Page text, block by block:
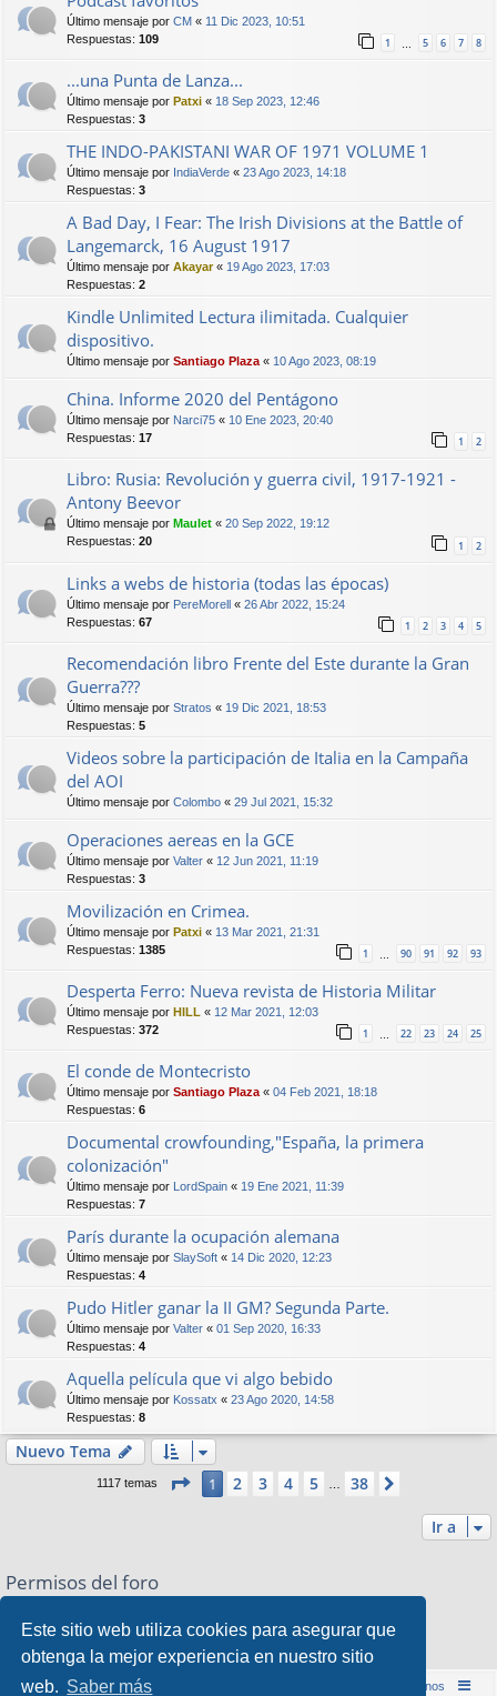
Este sitio web utiliza cookies para asegurar que
obtenga la mejor experiencia en nuestro sitio
web. Saber más
Último mensaje por CM « 11 Dic 2023, 10:51
Respuestas: 109 1 … 5 6 7 8
...una Punta de Lanza...
Último mensaje por Patxi « 18 Sep 2023, 12:46
Respuestas: 3
THE INDO-PAKISTANI WAR OF 1971 VOLUME 1
Último mensaje por IndiaVerde « 23 Ago 2023, 14:18
Respuestas: 3
A Bad Day, I Fear: The Irish Divisions at the Battle of
Langemarck, 16 August 1917
Último mensaje por Akayar« 19 Ago 2023, 17:03
Respuestas: 2
Kindle Unlimited Lectura ilimitada. Cualquier
dispositivo.
Último mensaje por Santiago Plaza « 10 Ago 2023, 08:19
China. Informe 2020 del Pentágono
Último mensaje por Narci75 « 10 Ene 2023, 20:40
Respuestas: 17 1 2
Libro: Rusia: Revolución y guerra civil, 1917-1921 -
Antony Beevor
Último mensaje por Maulet « 20 Sep 2022, 19:12
Respuestas: 20 1 2
Links a webs de historia (todas las épocas)
Último mensaje por PereMorell « 26 Abr 2022, 15:24
Respuestas: 67 1 2 3 4 5
Recomendación libro Frente del Este durante la Gran
Guerra???
Último mensaje por Stratos « 19 Dic 2021, 18:53
Respuestas: 5
Videos sobre la participación de Italia en la Campaña
del AOI
Último mensaje por Colombo « 29 Jul 2021, 15:32
Operaciones aereas en la GCE
Último mensaje por Valter « 12 Jun 2021, 11:19
Respuestas: 3
Movilización en Crimea.
Último mensaje por Patxi « 13 Mar 2021, 21:31
Respuestas: 1385 1 90 91 92 93
Desperta Ferro: Nueva revista de Historia Militar
Último mensaje por HILL « 12 Mar 2021, 12:03
Respuestas: 372 1 22 23 24 25
El conde de Montecristo
Último mensaje por Santiago Plaza « 04 Feb 2021, 18:18
Respuestas: 6
Documental crowfounding,"España, la primera
colonización"
Último mensaje por LordSpain « 19 Ene 2021, 11:39
Respuestas: 7
París durante la ocupación alemana
Último mensaje por SlaySoft « 14 Dic 2020, 12:23
Respuestas: 4
Pudo Hitler ganar la II GM? Segunda Parte.
Último mensaje por Valter « 01 Sep 2020, 16:33
Respuestas: 4
Aquella película que vi algo bebido
Último mensaje por Kossatx « 23 Ago 2020, 14:58
Respuestas: 8
Nuevo Tema
1117 temas Página de 38
1 2 3 4 5 38
Ir a
Permisos del foro
No puede responder a temas en este Foro
No puede editar sus mensajes en este Foro
No puedeborrar sus mensajes en este Foro
Inicio (Web) Foro Punta de Lanza Wargames Contáctenos